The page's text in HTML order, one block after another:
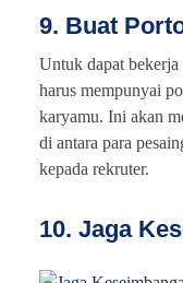
9. Buat
Untuk dapat
harus mempunyai
karyamu. Ini akan
di antara para
kepada rekruter.
10. Jaga